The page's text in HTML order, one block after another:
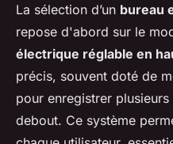
La sélection d’un bureau
repose d'abord sur le
électrique réglable en
précis, souvent doté de
pour enregistrer
debout. Ce système